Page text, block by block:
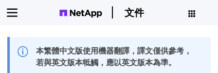
文件
本繁體中文版使用機器翻譯，譯文僅供參考，
若與英文版本牴觸，應以英文版本為準。